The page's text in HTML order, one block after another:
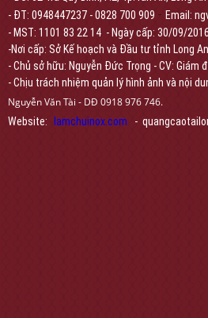
- ĐT: 0948447237 - 0828 700 909 - Email:
- MST: 1101 83 22 14 - Ngày cấp: 30/09/
-Nơi cấp: Sở Kế hoạch và Đầu tư tỉnh Long An
- Chủ sở hữu: Nguyễn Đức Trọng - CV: Giám
- Chịu trách nhiệm quản lý hình ảnh và nội
Nguyễn Văn Tài - DĐ 0918 976 746.
Website: lamchuinox.com -